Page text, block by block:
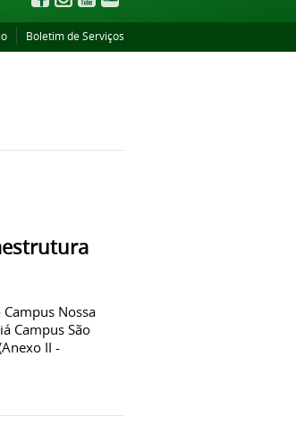
Boletim de Serviços
Nossa
Campus São
II -